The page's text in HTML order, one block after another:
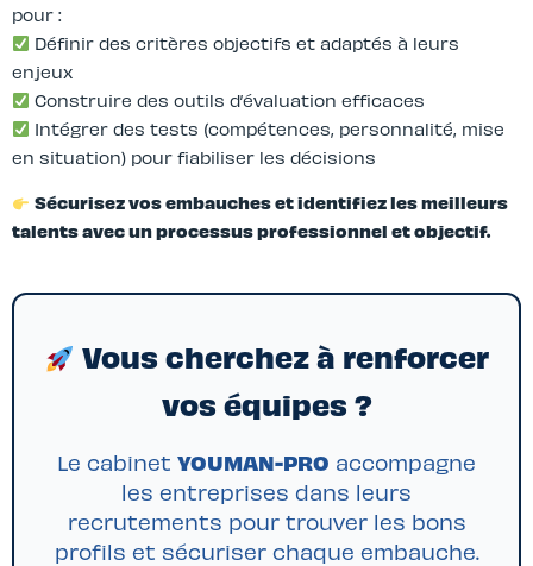
pour :
Définir des critères objectifs et adaptés à leurs
enjeux
Construire des outils d’évaluation efficaces
Intégrer des tests (compétences, personnalité, mise
en situation) pour fiabiliser les décisions
Sécurisez vos embauches et identifiez les meilleurs
talents avec un processus professionnel et objectif.
Vous cherchez à renforcer
vos équipes ?
Le cabinet YOUMAN-PRO accompagne
les entreprises dans leurs
recrutements pour trouver les bons
profils et sécuriser chaque embauche.